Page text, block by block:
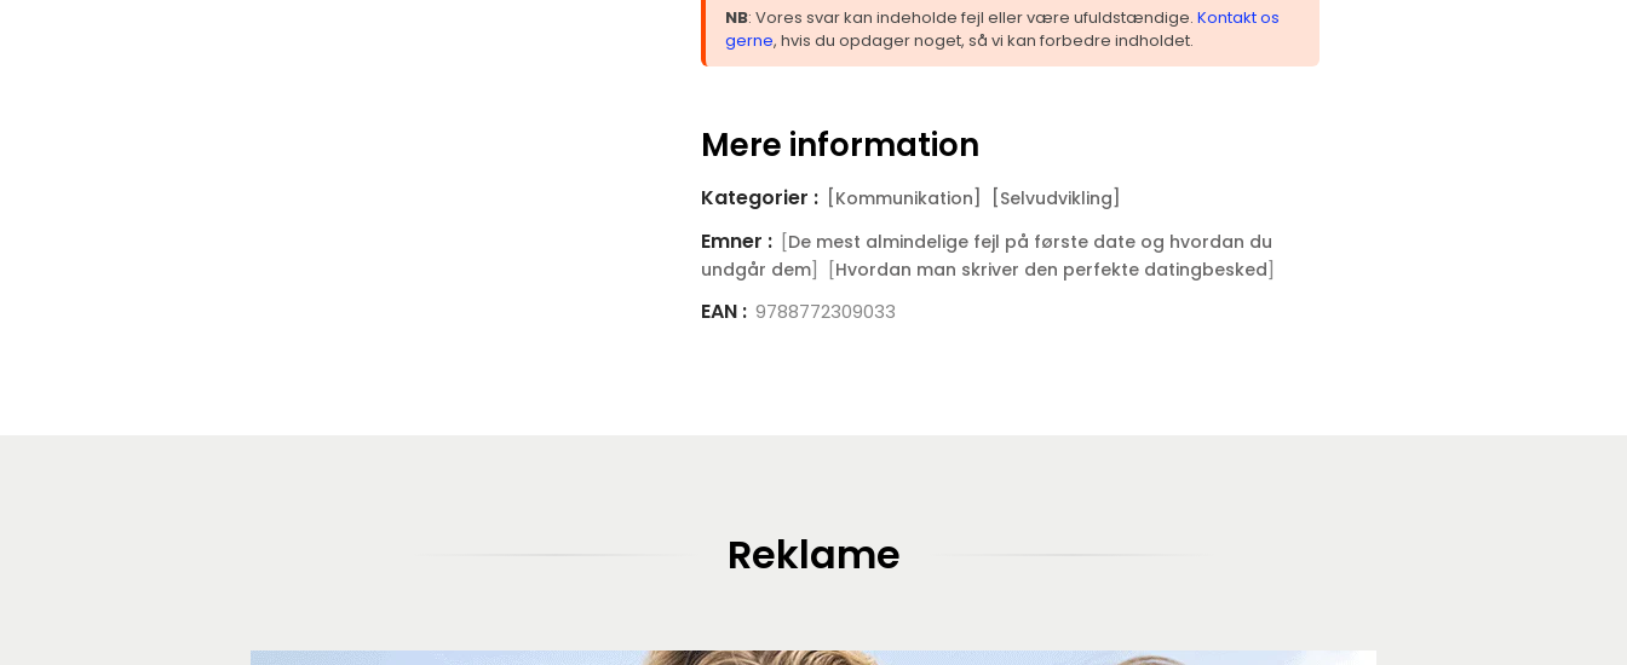
NB: Vores svar kan indeholde fejl eller være ufuldstændige. Kontakt os
gerne, hvis du opdager noget, så vi kan forbedre indholdet.
Mere information
Kategorier : [Kommunikation] [Selvudvikling]
Emner : [De mest almindelige fejl på første date og hvordan du
undgår dem] [Hvordan man skriver den perfekte datingbesked]
EAN : 9788772309033
Reklame